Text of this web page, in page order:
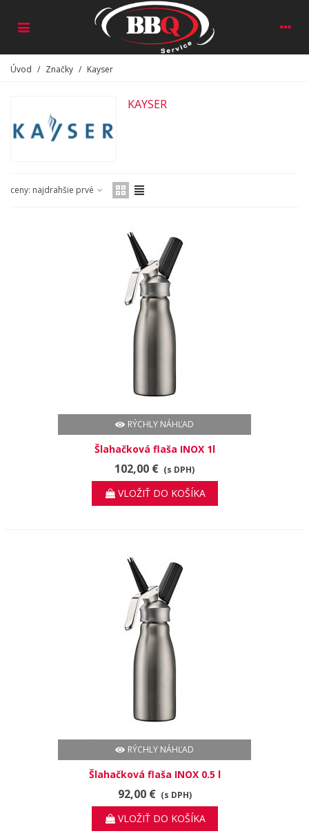
Úvod / Značky / Kayser
KAYSER
ceny: najdrahšie prvé
RÝCHLY NÁHĽAD
Šlahačková flaša INOX 1l
102,00 € (s DPH)
VLOŽIŤ DO KOŠÍKA
RÝCHLY NÁHĽAD
Šlahačková flaša INOX 0.5 l
92,00 € (s DPH)
VLOŽIŤ DO KOŠÍKA